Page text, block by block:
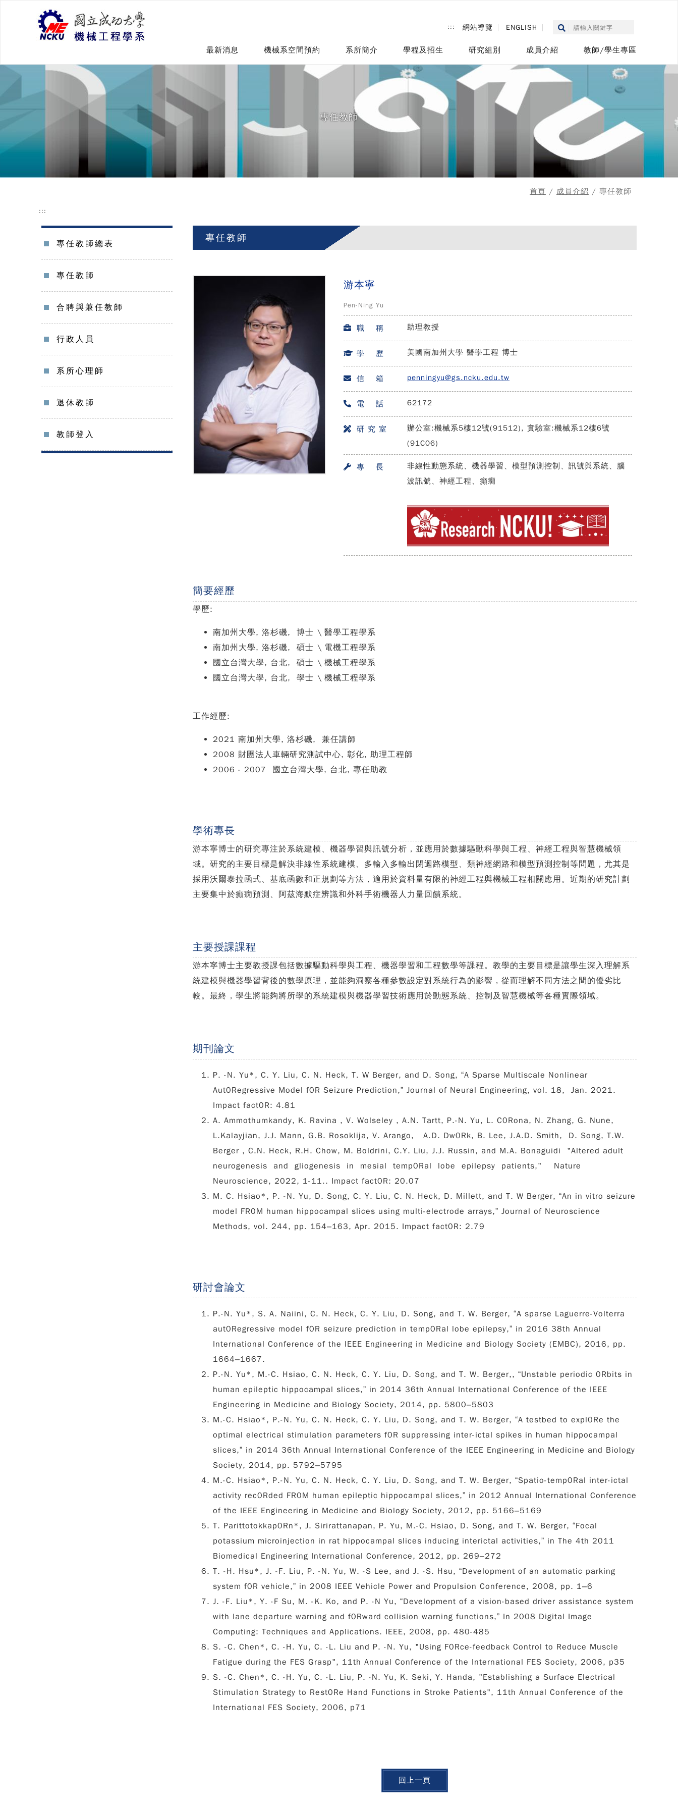
::: 網站導覽 ENGLISH
最新消息 機械系空間預約 系所簡介 學程及招生 研究組別 成員介紹 教師/學生專區
專任教師
首頁 / 成員介紹 / 專任教師
:::
專任教師總表
專任教師
合聘與兼任教師
行政人員
系所心理師
退休教師
教師登入
專任教師
游本寧
Pen-Ning Yu
職 稱 助理教授
學 歷 美國南加州大學 醫學工程 博士
信 箱 penningyu@gs.ncku.edu.tw
電 話 62172
研 究 室
辦公室:機械系5樓12號(91512), 實驗室:機械系12樓6號
(91C06)
專 長
非線性動態系統、機器學習、模型預測控制、訊號與系統、腦
波訊號、神經工程、癲癇
簡要經歷
學歷:
南加州大學, 洛杉磯, 博士 \ 醫學工程學系
南加州大學, 洛杉磯, 碩士 \ 電機工程學系
國立台灣大學, 台北, 碩士 \ 機械工程學系
國立台灣大學, 台北, 學士 \ 機械工程學系
工作經歷:
2021 南加州大學, 洛杉磯, 兼任講師
2008 財團法人車輛研究測試中心, 彰化, 助理工程師
2006 - 2007 國立台灣大學, 台北, 專任助教
學術專長
游本寧博士的研究專注於系統建模、機器學習與訊號分析，並應用於數據驅動科學與工程、神經工程與智慧機械領
域。研究的主要目標是解決非線性系統建模、多輸入多輸出閉迴路模型、類神經網路和模型預測控制等問題，尤其是
採用沃爾泰拉函式、基底函數和正規劃等方法，適用於資料量有限的神經工程與機械工程相關應用。近期的研究計劃
主要集中於癲癇預測、阿茲海默症辨識和外科手術機器人力量回饋系統。
主要授課課程
游本寧博士主要教授課包括數據驅動科學與工程、機器學習和工程數學等課程。教學的主要目標是讓學生深入理解系
統建模與機器學習背後的數學原理，並能夠洞察各種參數設定對系統行為的影響，從而理解不同方法之間的優劣比
較。最終，學生將能夠將所學的系統建模與機器學習技術應用於動態系統、控制及智慧機械等各種實際領域。
期刊論文
P. -N. Yu*, C. Y. Liu, C. N. Heck, T. W Berger, and D. Song, “A Sparse Multiscale Nonlinear
Aut0Regressive Model f0R Seizure Prediction,” Journal of Neural Engineering, vol. 18, Jan. 2021.
Impact fact0R: 4.81
A. Ammothumkandy, K. Ravina , V. Wolseley , A.N. Tartt, P.-N. Yu, L. C0Rona, N. Zhang, G. Nune,
L.Kalayjian, J.J. Mann, G.B. Rosoklija, V. Arango, A.D. Dw0Rk, B. Lee, J.A.D. Smith, D. Song, T.W.
Berger , C.N. Heck, R.H. Chow, M. Boldrini, C.Y. Liu, J.J. Russin, and M.A. Bonaguidi "Altered adult
neurogenesis and gliogenesis in mesial temp0Ral lobe epilepsy patients," Nature
Neuroscience, 2022, 1-11.. Impact fact0R: 20.07
M. C. Hsiao*, P. -N. Yu, D. Song, C. Y. Liu, C. N. Heck, D. Millett, and T. W Berger, “An in vitro seizure
model FR0M human hippocampal slices using multi-electrode arrays,” Journal of Neuroscience
Methods, vol. 244, pp. 154–163, Apr. 2015. Impact fact0R: 2.79
研討會論文
P.-N. Yu*, S. A. Naiini, C. N. Heck, C. Y. Liu, D. Song, and T. W. Berger, “A sparse Laguerre-Volterra
aut0Regressive model f0R seizure prediction in temp0Ral lobe epilepsy,” in 2016 38th Annual
International Conference of the IEEE Engineering in Medicine and Biology Society (EMBC), 2016, pp.
1664–1667.
P.-N. Yu*, M.-C. Hsiao, C. N. Heck, C. Y. Liu, D. Song, and T. W. Berger,, “Unstable periodic 0Rbits in
human epileptic hippocampal slices,” in 2014 36th Annual International Conference of the IEEE
Engineering in Medicine and Biology Society, 2014, pp. 5800–5803
M.-C. Hsiao*, P.-N. Yu, C. N. Heck, C. Y. Liu, D. Song, and T. W. Berger, “A testbed to expl0Re the
optimal electrical stimulation parameters f0R suppressing inter-ictal spikes in human hippocampal
slices,” in 2014 36th Annual International Conference of the IEEE Engineering in Medicine and Biology
Society, 2014, pp. 5792–5795
M.-C. Hsiao*, P.-N. Yu, C. N. Heck, C. Y. Liu, D. Song, and T. W. Berger, “Spatio-temp0Ral inter-ictal
activity rec0Rded FR0M human epileptic hippocampal slices,” in 2012 Annual International Conference
of the IEEE Engineering in Medicine and Biology Society, 2012, pp. 5166–5169
T. Parittotokkap0Rn*, J. Sirirattanapan, P. Yu, M.-C. Hsiao, D. Song, and T. W. Berger, “Focal
potassium microinjection in rat hippocampal slices inducing interictal activities,” in The 4th 2011
Biomedical Engineering International Conference, 2012, pp. 269–272
T. -H. Hsu*, J. -F. Liu, P. -N. Yu, W. -S Lee, and J. -S. Hsu, “Development of an automatic parking
system f0R vehicle,” in 2008 IEEE Vehicle Power and Propulsion Conference, 2008, pp. 1–6
J. -F. Liu*, Y. -F Su, M. -K. Ko, and P. -N Yu, “Development of a vision-based driver assistance system
with lane departure warning and f0Rward collision warning functions,” In 2008 Digital Image
Computing: Techniques and Applications. IEEE, 2008, pp. 480-485
S. -C. Chen*, C. -H. Yu, C. -L. Liu and P. -N. Yu, "Using F0Rce-feedback Control to Reduce Muscle
Fatigue during the FES Grasp", 11th Annual Conference of the International FES Society, 2006, p35
S. -C. Chen*, C. -H. Yu, C. -L. Liu, P. -N. Yu, K. Seki, Y. Handa, "Establishing a Surface Electrical
Stimulation Strategy to Rest0Re Hand Functions in Stroke Patients", 11th Annual Conference of the
International FES Society, 2006, p71
回上一頁